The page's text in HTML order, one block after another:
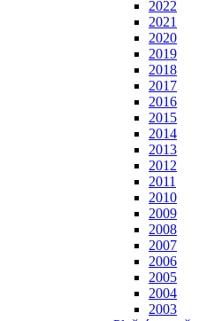
2022
2021
2020
2019
2018
2017
2016
2015
2014
2013
2012
2011
2010
2009
2008
2007
2006
2005
2004
2003